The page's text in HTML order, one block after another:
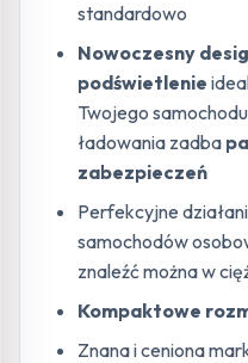
standardowo
Nowoczesny
podświetlenie
Twojego
ładowania zadba
zabezpieczeń
Perfekcyjne
samochodów
znaleźć można w
Kompaktowe
Znana i ceniona